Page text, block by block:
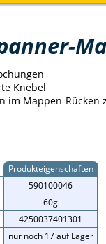
Knebel
im Mappen-Rücken
Produkteigenschaften
590100046
60g
4250037401301
nur noch 17 auf Lager